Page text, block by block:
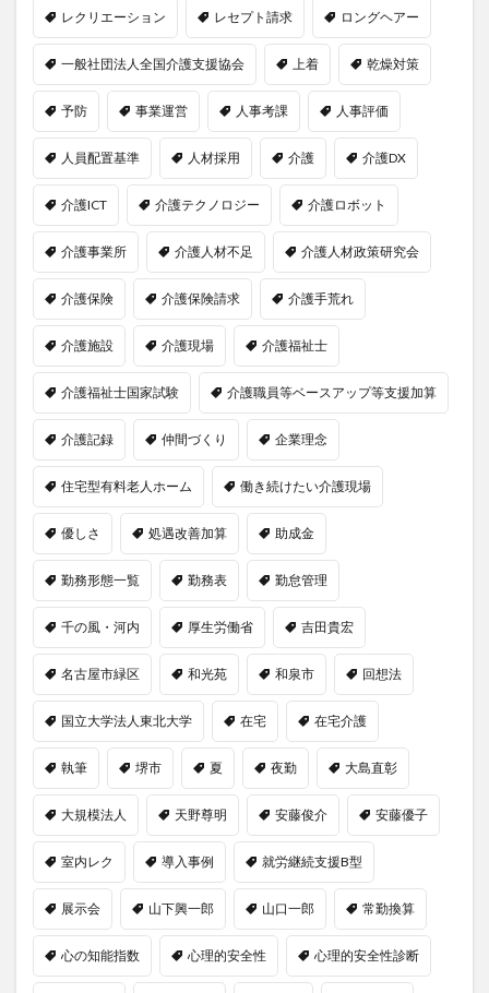
レクリエーション レセプト請求 ロングヘアー
一般社団法人全国介護支援協会 上着 乾燥対策
予防 事業運営 人事考課 人事評価
人員配置基準 人材採用 介護 介護DX
介護ICT 介護テクノロジー 介護ロボット
介護事業所 介護人材不足 介護人材政策研究会
介護保険 介護保険請求 介護手荒れ
介護施設 介護現場 介護福祉士
介護福祉士国家試験 介護職員等ベースアップ等支援加算
介護記録 仲間づくり 企業理念
住宅型有料老人ホーム 働き続けたい介護現場
優しさ 処遇改善加算 助成金
勤務形態一覧 勤務表 勤怠管理
千の風・河内 厚生労働省 吉田貴宏
名古屋市緑区 和光苑 和泉市 回想法
国立大学法人東北大学 在宅 在宅介護
執筆 堺市 夏 夜勤 大島直彰
大規模法人 天野尊明 安藤俊介 安藤優子
室内レク 導入事例 就労継続支援B型
展示会 山下興一郎 山口一郎 常勤換算
心の知能指数 心理的安全性 心理的安全性診断